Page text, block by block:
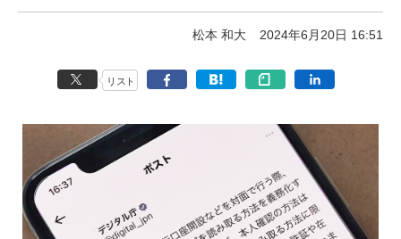
松本 和大 2024年6月20日 16:51
リスト